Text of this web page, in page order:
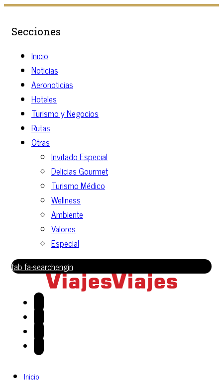
Secciones
Inicio
Noticias
Aeronoticias
Hoteles
Turismo y Negocios
Rutas
Otras
Invitado Especial
Delicias Gourmet
Turismo Médico
Wellness
Ambiente
Valores
Especial
fab fa-searchengin
Inicio